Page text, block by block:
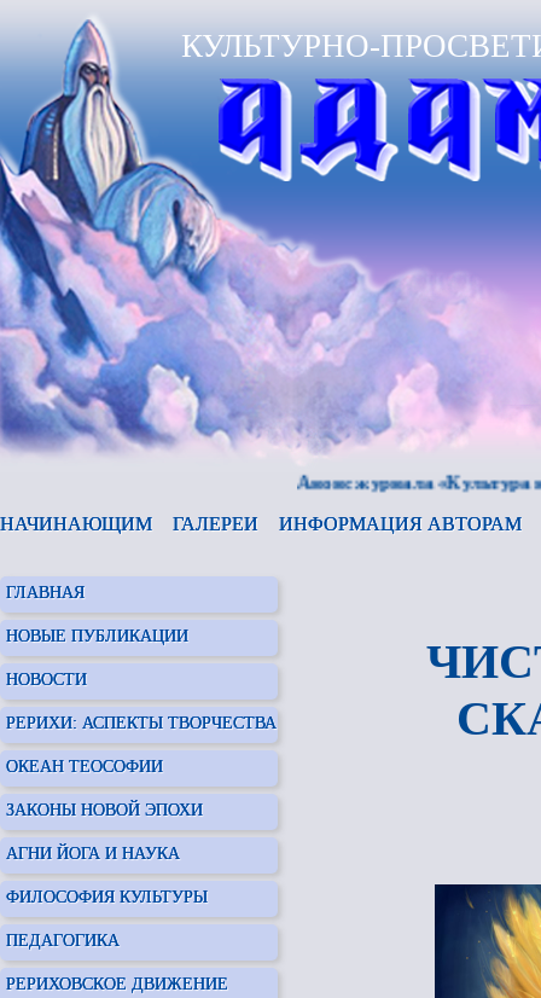
КУЛЬТУРНО-
Анонс журнала «Культура и
НАЧИНАЮЩИМ ГАЛЕРЕИ ИНФОРМАЦИЯ АВТОРАМ
ГЛАВНАЯ
НОВЫЕ ПУБЛИКАЦИИ
НОВОСТИ
РЕРИХИ: АСПЕКТЫ ТВОРЧЕСТВА
ОКЕАН ТЕОСОФИИ
ЗАКОНЫ НОВОЙ ЭПОХИ
АГНИ ЙОГА И НАУКА
ФИЛОСОФИЯ КУЛЬТУРЫ
ПЕДАГОГИКА
РЕРИХОВСКОЕ ДВИЖЕНИЕ